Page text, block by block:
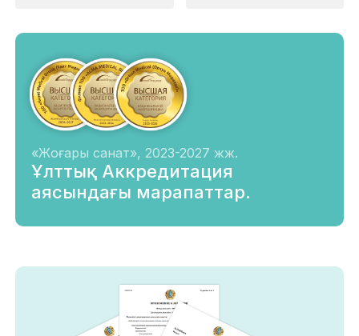
«Жоғары санат», 2023-2027 жж.
Ұлттық Аккредитация
аясындағы марапаттар.